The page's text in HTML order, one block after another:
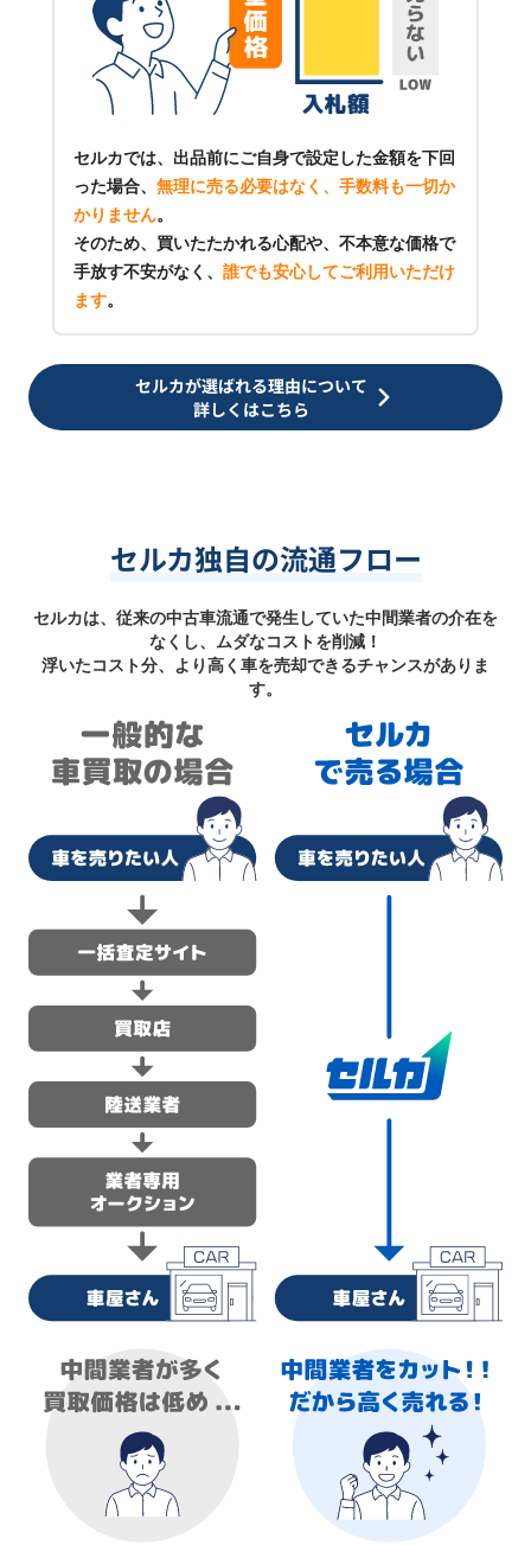
セルカでは、出品前にご自身で設定した金額を下回
った場合、 無理に売る必要はなく、手数料も一切か
かりません。
そのため、買いたたかれる心配や、不本意な価格で
手放す不安がなく、 誰でも安心してご利用いただけ
ます。
セルカが選ばれる理由について
詳しくはこちら
セルカ独自の流通フロー
セルカは、従来の中古車流通で発生していた中間業者の介在を
なくし、ムダなコストを削減！
浮いたコスト分、より高く車を売却できるチャンスがありま
す。